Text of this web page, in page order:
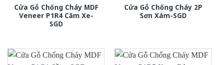
Cửa Gỗ Chống Cháy MDF
Veneer P1R4 Căm Xe-
SGD
Cửa Gỗ Chống Cháy 2P
Sơn Xám-SGD